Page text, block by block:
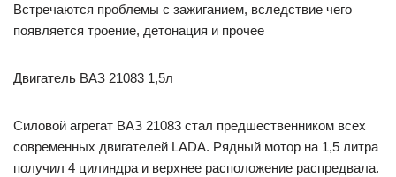
Встречаются проблемы с зажиганием, вследствие чего
появляется троение, детонация и прочее
Двигатель ВАЗ 21083 1,5л
Силовой агрегат ВАЗ 21083 стал предшественником всех
современных двигателей LADА. Рядный мотор на 1,5 литра
получил 4 цилиндра и верхнее расположение распредвала.